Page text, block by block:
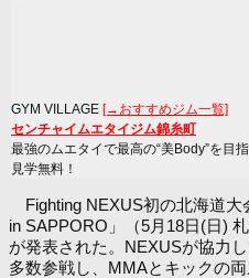
GYM VILLAGE [→おすすめジム一覧]
センチャイムエタイジム錦糸町
最強のムエタイで最高の“美Body”を目
見学無料！
Fighting NEXUS初の北海道大
in SAPPORO」（5月18日(日)
が発表された。NEXUSが協力
多数参戦し、MMAとキックの